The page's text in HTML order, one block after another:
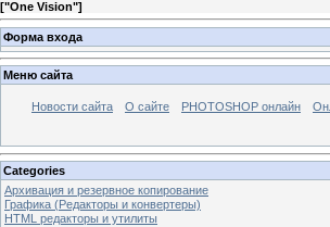
["One Vision"]
Форма входа
Меню сайта
Новости сайта О сайте PHOTOSHOP онлайн
Categories
Архивация и резервное копирование
Графика (Редакторы и конвертеры)
HTML редакторы и утилиты